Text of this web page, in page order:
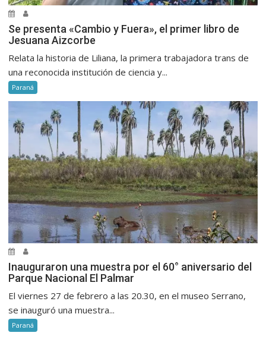
Se presenta «Cambio y Fuera», el primer libro de
Jesuana Aizcorbe
Relata la historia de Liliana, la primera trabajadora trans de
una reconocida institución de ciencia y...
Paraná
Inauguraron una muestra por el 60° aniversario del
Parque Nacional El Palmar
El viernes 27 de febrero a las 20.30, en el museo Serrano,
se inauguró una muestra...
Paraná